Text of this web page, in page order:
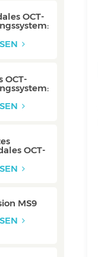
OCT-
OCT-
E
OCT-
MS9